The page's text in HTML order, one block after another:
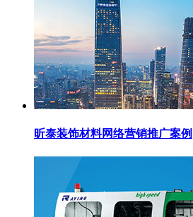
昕泰装饰材料网络营销推广案例